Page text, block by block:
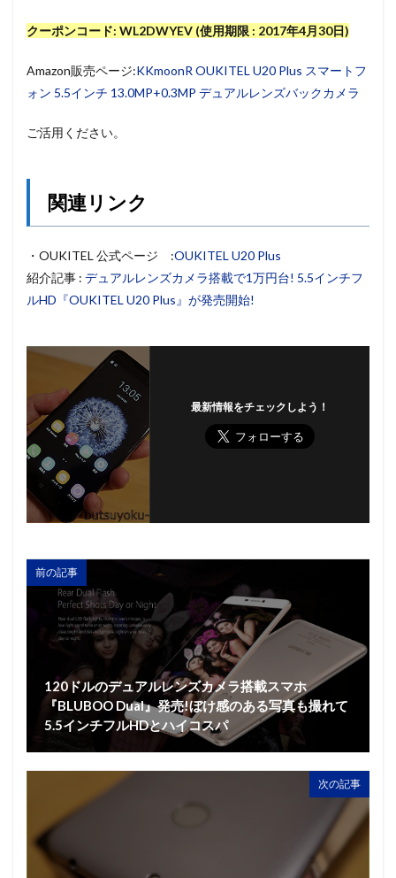
クーポンコード: WL2DWYEV (使用期限 : 2017年4月30日)
Amazon販売ページ:KKmoonR OUKITEL U20 Plus スマートフ
ォン 5.5インチ 13.0MP+0.3MP デュアルレンズバックカメラ
ご活用ください。
関連リンク
・OUKITEL 公式ページ :OUKITEL U20 Plus
紹介記事 : デュアルレンズカメラ搭載で1万円台! 5.5インチフ
ルHD『OUKITEL U20 Plus』が発売開始!
最新情報をチェックしよう！
前の記事
120ドルのデュアルレンズカメラ搭載スマホ
『BLUBOO Dual』発売!ぼけ感のある写真も撮れて
5.5インチフルHDとハイコスパ
次の記事